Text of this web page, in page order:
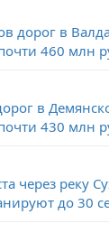
дорог в
460 млн
в
430 млн
через реку
до 30